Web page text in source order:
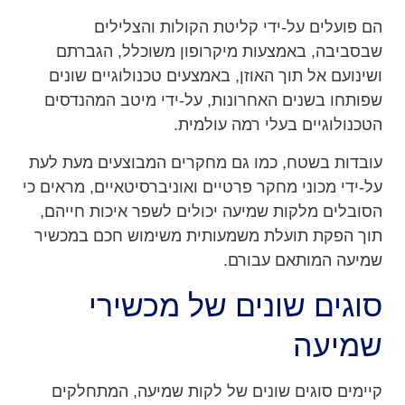
הם פועלים על-ידי קליטת הקולות והצלילים
שבסביבה, באמצעות מיקרופון משוכלל, הגברתם
ושינועם אל תוך האוזן, באמצעים טכנולוגיים שונים
שפותחו בשנים האחרונות, על-ידי מיטב המהנדסים
הטכנולוגיים בעלי רמה עולמית.
עובדות בשטח, כמו גם מחקרים המבוצעים מעת לעת
על-ידי מכוני מחקר פרטיים ואוניברסיטאיים, מראים כי
הסובלים מלקות שמיעה יכולים לשפר איכות חייהם,
תוך הפקת תועלת משמעותית משימוש חכם במכשיר
שמיעה המותאם עבורם.
סוגים שונים של מכשירי
שמיעה
קיימים סוגים שונים של לקות שמיעה, המתחלקים